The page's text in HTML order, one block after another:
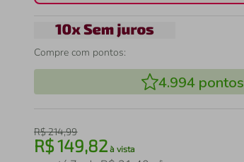
Compre com pontos:
4.994pontos
R$214,99
R$149,82 à vista